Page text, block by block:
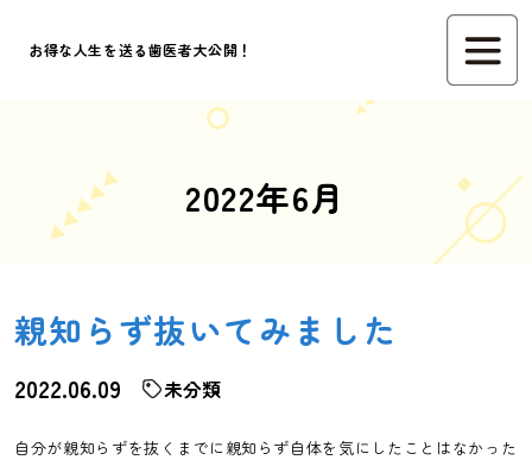
お得な人生を送る歯医者大公開！
2022年6月
親知らず抜いてみました
2022.06.09 未分類
自分が親知らずを抜くまでに親知らず自体を気にしたことはなかった